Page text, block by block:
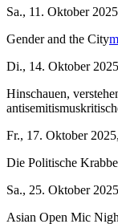
Sa., 11. Oktober
Gender and the City
Di., 14. Oktober
Hinschauen,
Fr., 17. Oktober
Die Politische
Sa., 25. Oktober
Asian Open Mic